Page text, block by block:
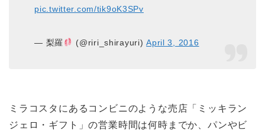
pic.twitter.com/tik9oK3SPv
— 梨羅 (@riri_shirayuri)April 3, 2016
ミラコスタにあるコンビニのような売店「ミッキラン
ジェロ・ギフト」の営業時間は何時までか、パンやビ